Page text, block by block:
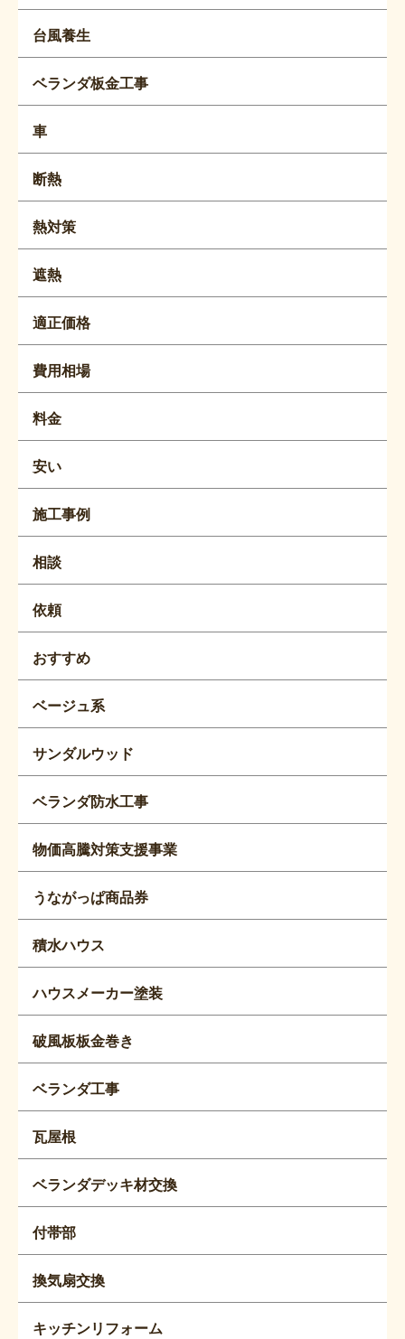
台風養生
ベランダ板金工事
車
断熱
熱対策
遮熱
適正価格
費用相場
料金
安い
施工事例
相談
依頼
おすすめ
ベージュ系
サンダルウッド
ベランダ防水工事
物価高騰対策支援事業
うながっぱ商品券
積水ハウス
ハウスメーカー塗装
破風板板金巻き
ベランダ工事
瓦屋根
ベランダデッキ材交換
付帯部
換気扇交換
キッチンリフォーム